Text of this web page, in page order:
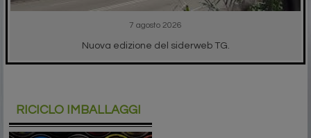
7 agosto 2026
Nuova edizione del siderweb TG.
RICICLO IMBALLAGGI